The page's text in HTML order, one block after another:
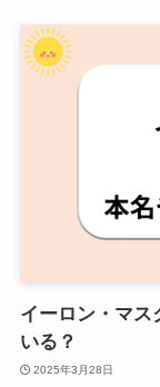
イーロン・マス
いる？
2025年3月28日